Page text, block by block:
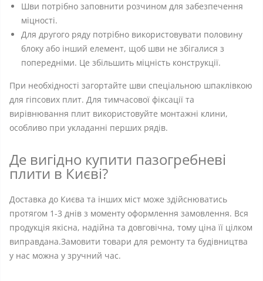
Шви потрібно заповнити розчином для забезпечення
міцності.
Для другого ряду потрібно використовувати половину
блоку або інший елемент, щоб шви не збігалися з
попередніми. Це збільшить міцність конструкції.
При необхідності загортайте шви спеціальною шпаклівкою
для гіпсових плит. Для тимчасової фіксації та
вирівнювання плит використовуйте монтажні клини,
особливо при укладанні перших рядів.
Де вигідно купити пазогребневі
плити в Києві?
Доставка до Києва та інших міст може здійснюватись
протягом 1-3 днів з моменту оформлення замовлення. Вся
продукція якісна, надійна та довговічна, тому ціна її цілком
виправдана.Замовити товари для ремонту та будівництва
у нас можна у зручний час.